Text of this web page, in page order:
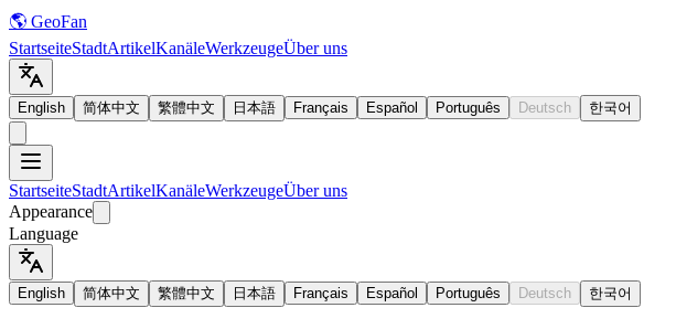
🌎 GeoFan
StartseiteStadtArtikelKanäleWerkzeugeÜber uns
English 简体中文 繁體中文 日本語 Français Español Português Deutsch 한국어
StartseiteStadtArtikelKanäleWerkzeugeÜber uns
Appearance
Language
English 简体中文 繁體中文 日本語 Français Español Português Deutsch 한국어